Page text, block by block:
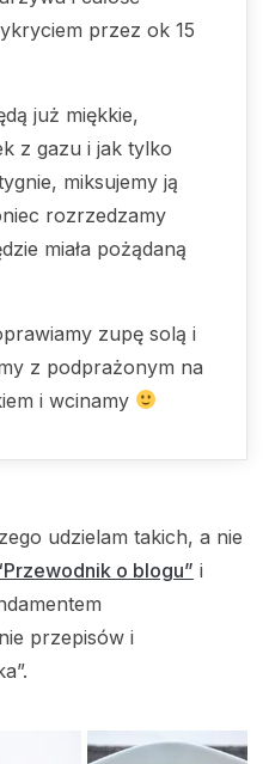
przez ok 15
już miękkie,
z gazu i jak tylko
miksujemy ją
rozrzedzamy
miała pożądaną
zupę solą i
z podprażonym na
i wcinamy
udzielam takich, a nie
o blogu” i
przepisów i